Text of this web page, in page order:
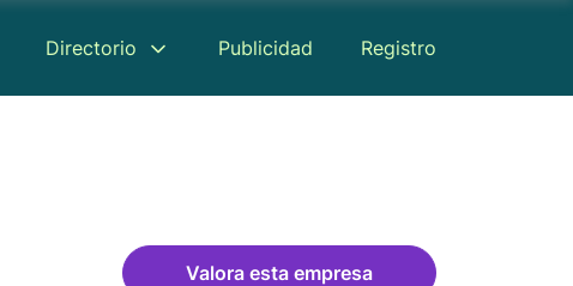
Directorio Publicidad Registro
Valora esta empresa